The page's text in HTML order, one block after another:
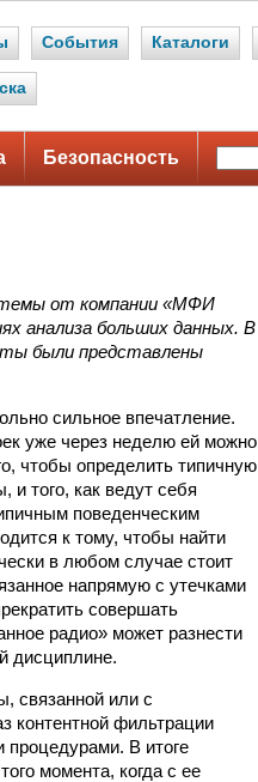
События Каталоги
Безопасность
от компании «МФИ
анализа больших данных. В
были представлены
сильное впечатление.
уже через неделю ей можно
чтобы определить типичную
и того, как ведут себя
поведенческим
к тому, чтобы найти
в любом случае стоит
напрямую с утечками
совершать
радио» может разнести
дисциплине.
связанной или с
контентной фильтрации
В итоге
момента, когда с ее